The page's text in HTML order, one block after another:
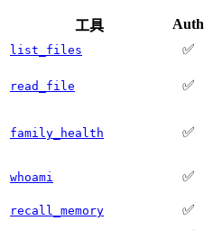
工具 Auth
list_files ✅
read_file ✅
family_health ✅
whoami ✅
recall_memory ✅